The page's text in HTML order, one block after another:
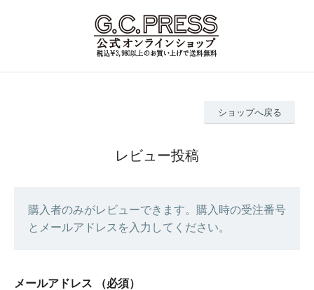
ショップへ戻る
レビュー投稿
購入者のみがレビューできます。購入時の受注番号
とメールアドレスを入力してください。
メールアドレス （必須）